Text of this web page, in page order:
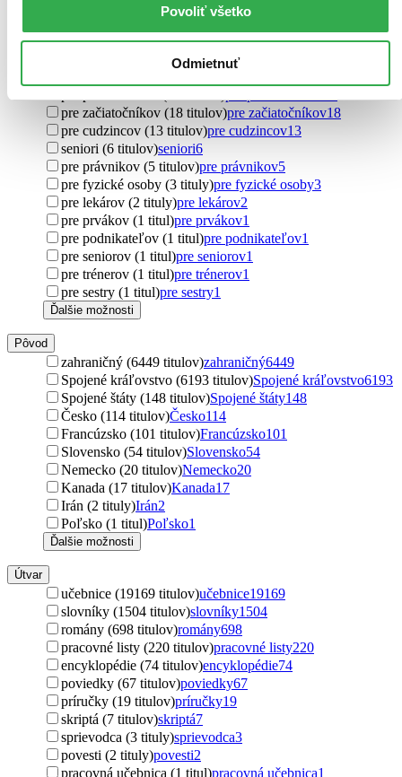
Povoliť všetko
Odmietnuť
pre chlapcov (147 titulov) pre chlapcov
new adult (84 titulov)new adult84
pre dievčatá (79 titulov)pre dievčatá
pre začiatočníkov (18 titulov)pre začiatočníkov18
pre cudzincov (13 titulov)pre cudzincov13
seniori (6 titulov)seniori6
pre právnikov (5 titulov)pre právnikov5
pre fyzické osoby (3 tituly)pre fyzické osoby3
pre lekárov (2 tituly)pre lekárov2
pre prvákov (1 titul)pre prvákov1
pre podnikateľov (1 titul)pre podnikateľov1
pre seniorov (1 titul)pre seniorov1
pre trénerov (1 titul)pre trénerov1
pre sestry (1 titul)pre sestry1
Ďalšie možnosti
Pôvod
zahraničný (6449 titulov)zahraničný6449
Spojené kráľovstvo (6193 titulov)Spojené kráľovstvo6193
Spojené štáty (148 titulov)Spojené štáty148
Česko (114 titulov)Česko114
Francúzsko (101 titulov)Francúzsko101
Slovensko (54 titulov)Slovensko54
Nemecko (20 titulov)Nemecko20
Kanada (17 titulov)Kanada17
Irán (2 tituly)Irán2
Poľsko (1 titul)Poľsko1
Ďalšie možnosti
Útvar
učebnice (19169 titulov)učebnice19169
slovníky (1504 titulov)slovníky1504
romány (698 titulov)romány698
pracovné listy (220 titulov)pracovné listy220
encyklopédie (74 titulov)encyklopédie74
poviedky (67 titulov)poviedky67
príručky (19 titulov)príručky19
skriptá (7 titulov)skriptá7
sprievodca (3 tituly)sprievodca3
povesti (2 tituly)povesti2
pracovná učebnica (1 titul)pracovná učebnica1